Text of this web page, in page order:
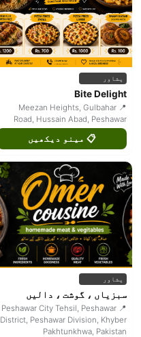
پشاور
Bite Delight
📍 Meezan Heights, Gulbahar
Road, Hussain Abad, Peshawar
📋 مینو دیکھیں
پشاور
سبزیاں ، گوشت ، دالیں
📍 Peshawar City Tehsil, Peshawar
District, Peshawar Division, Khyber
Pakhtunkhwa, Pakistan